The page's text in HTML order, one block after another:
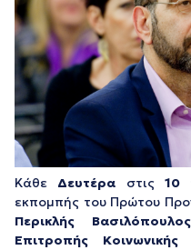
Κάθε Δευτέρα στις 10
εκπομπής του Πρώτου
Περικλής
Επιτροπής Κοινωνικής